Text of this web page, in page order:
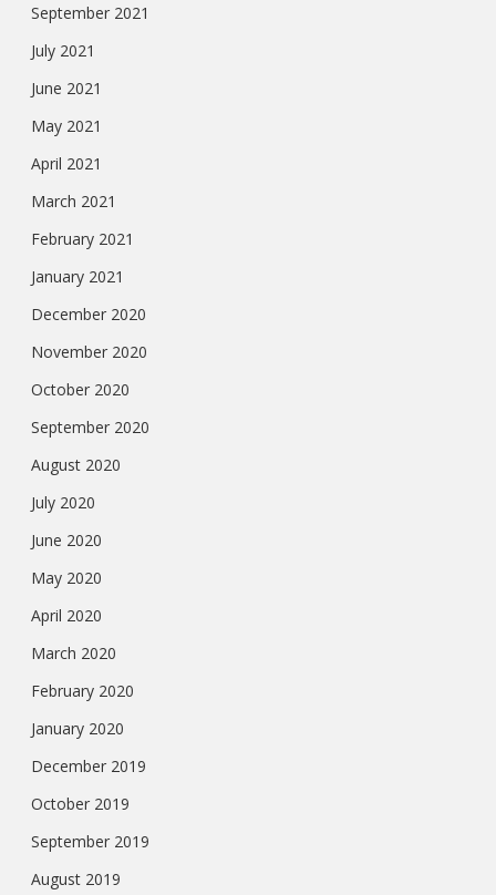
September 2021
July 2021
June 2021
May 2021
April 2021
March 2021
February 2021
January 2021
December 2020
November 2020
October 2020
September 2020
August 2020
July 2020
June 2020
May 2020
April 2020
March 2020
February 2020
January 2020
December 2019
October 2019
September 2019
August 2019